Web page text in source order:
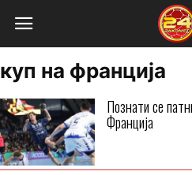
куп на франција
Познати се
Франција